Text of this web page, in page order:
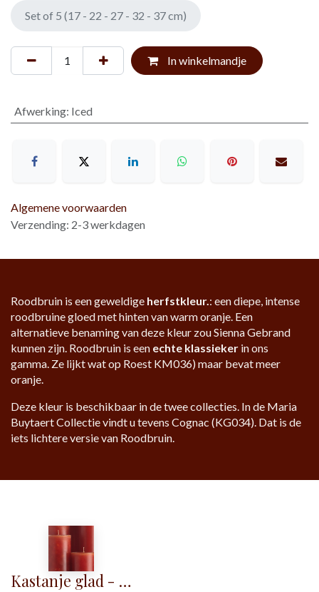
Set of 5 (17 - 22 - 27 - 32 - 37 cm)
In winkelmandje
Afwerking: Iced
Algemene voorwaarden
Verzending: 2-3 werkdagen
Roodbruin is een geweldige herfstkleur.: een diepe, intense
roodbruine gloed met hinten van warm oranje. Een
alternatieve benaming van deze kleur zou Sienna Gebrand
kunnen zijn. Roodbruin is een echte klassieker in ons
gamma. Ze lijkt wat op Roest KM036) maar bevat meer
oranje.
Deze kleur is beschikbaar in de twee collecties. In de Maria
Buytaert Collectie vindt u tevens Cognac (KG034). Dat is de
iets lichtere versie van Roodbruin.
Kastanje glad - KG035